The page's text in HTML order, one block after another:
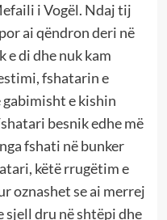
i Vogël. Ndaj tij
ai qëndron deri në
e di dhe nuk kam
fshatarin e
gabimisht e kishin
besnik edhe më
fshati në bunker
këtë rrugëtim e
oznashet se ai merrej
sjell dru në shtëpi dhe